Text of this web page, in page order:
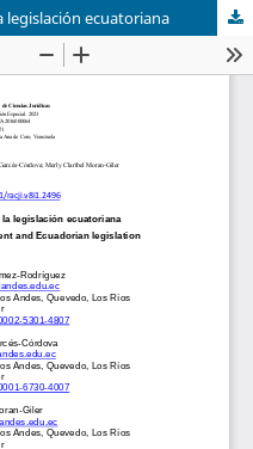
legislación ecuatoriana